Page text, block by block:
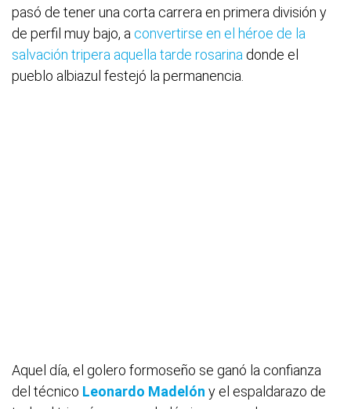
pasó de tener una corta carrera en primera división y
de perfil muy bajo, a convertirse en el héroe de la
salvación tripera aquella tarde rosarina donde el
pueblo albiazul festejó la permanencia.
Aquel día, el golero formoseño se ganó la confianza
del técnico Leonardo Madelón y el espaldarazo de